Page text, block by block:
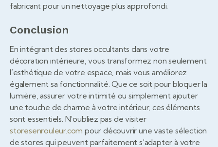
fabricant pour un nettoyage plus approfondi.
Conclusion
En intégrant des stores occultants dans votre
décoration intérieure, vous transformez non seulement
l’esthétique de votre espace, mais vous améliorez
également sa fonctionnalité. Que ce soit pour bloquer la
lumière, assurer votre intimité ou simplement ajouter
une touche de charme à votre intérieur, ces éléments
sont essentiels. N’oubliez pas de visiter
storesenrouleur.com pour découvrir une vaste sélection
de stores qui peuvent parfaitement s’adapter à votre